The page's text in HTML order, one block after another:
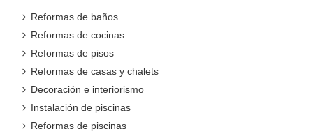
Reformas de baños
Reformas de cocinas
Reformas de pisos
Reformas de casas y chalets
Decoración e interiorismo
Instalación de piscinas
Reformas de piscinas